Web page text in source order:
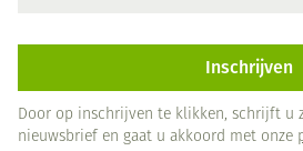
Inschrijven
Door op inschrijven te klikken, schrijft u
nieuwsbrief en gaat u akkoord met onze